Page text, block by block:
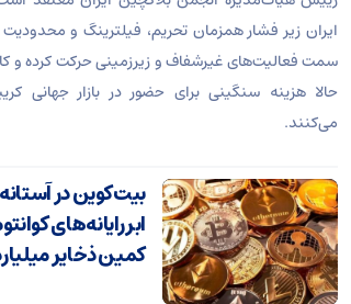
ایران زیر فشار همزمان تحریم، فیلترینگ و محدودیت
سمت فعالیت‌های غیرشفاف و زیرزمینی حرکت کرده و
حالا هزینه سنگینی برای حضور در بازار جهانی
می‌کنند.
بیت‌کوین در
ابررایانه‌های
کمین ذخایر